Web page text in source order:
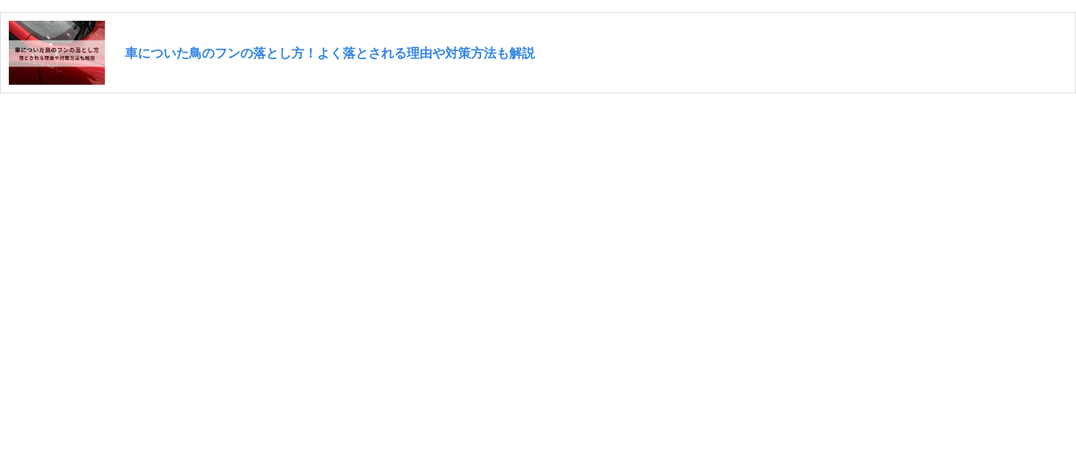
車についた鳥のフンの落とし方！よく落とされる理由や対策方法も解説